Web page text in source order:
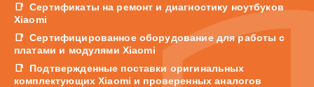
Сертификаты на ремонт и диагностику ноутбуков
Xiaomi
Сертифицированное оборудование для работы с
платами и модулями Xiaomi
Подтвержденные поставки оригинальных
комплектующих Xiaomi и проверенных аналогов